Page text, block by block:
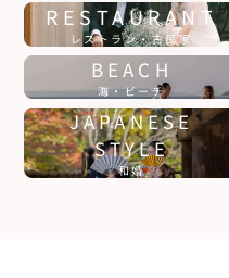
RESTAURANT
レストラン・古民家
BEACH
海・ビーチ
JAPANESE
STYLE
和婚